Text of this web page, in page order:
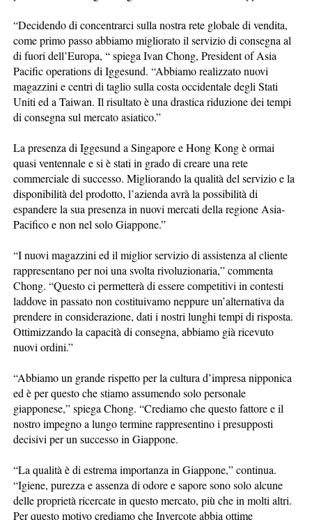
“Decidendo di concentrarci sulla nostra rete globale di vendita,
come primo passo abbiamo migliorato il servizio di consegna al
di fuori dell’Europa, “ spiega Ivan Chong, President of Asia
Pacific operations di Iggesund. “Abbiamo realizzato nuovi
magazzini e centri di taglio sulla costa occidentale degli Stati
Uniti ed a Taiwan. Il risultato è una drastica riduzione dei tempi
di consegna sul mercato asiatico.”
La presenza di Iggesund a Singapore e Hong Kong è ormai
quasi ventennale e si è stati in grado di creare una rete
commerciale di successo. Migliorando la qualità del servizio e la
disponibilità del prodotto, l’azienda avrà la possibilità di
espandere la sua presenza in nuovi mercati della regione Asia-
Pacifico e non nel solo Giappone.”
“I nuovi magazzini ed il miglior servizio di assistenza al cliente
rappresentano per noi una svolta rivoluzionaria,” commenta
Chong. “Questo ci permetterà di essere competitivi in contesti
laddove in passato non costituivamo neppure un’alternativa da
prendere in considerazione, dati i nostri lunghi tempi di risposta.
Ottimizzando la capacità di consegna, abbiamo già ricevuto
nuovi ordini.”
“Abbiamo un grande rispetto per la cultura d’impresa nipponica
ed è per questo che stiamo assumendo solo personale
giapponese,” spiega Chong. “Crediamo che questo fattore e il
nostro impegno a lungo termine rappresentino i presupposti
decisivi per un successo in Giappone.
“La qualità è di estrema importanza in Giappone,” continua.
“Igiene, purezza e assenza di odore e sapore sono solo alcune
delle proprietà ricercate in questo mercato, più che in molti altri.
Per questo motivo crediamo che Invercote abbia ottime